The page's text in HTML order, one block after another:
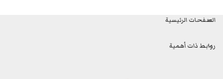
الصفحات الرئيسية
روابط ذات أهمية